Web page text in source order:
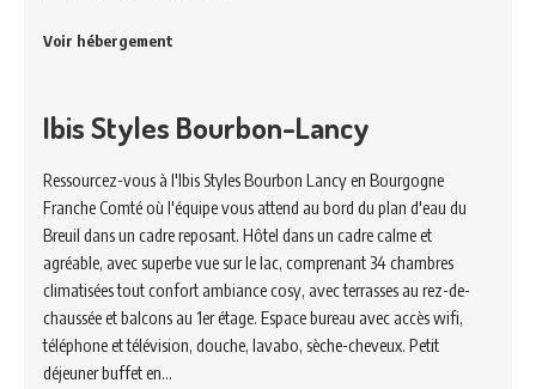
Voir hébergement
Ibis Styles Bourbon-Lancy
Ressourcez-vous à l'Ibis Styles Bourbon Lancy en Bourgogne
Franche Comté où l'équipe vous attend au bord du plan d'eau du
Breuil dans un cadre reposant. Hôtel dans un cadre calme et
agréable, avec superbe vue sur le lac, comprenant 34 chambres
climatisées tout confort ambiance cosy, avec terrasses au rez-de-
chaussée et balcons au 1er étage. Espace bureau avec accès wifi,
téléphone et télévision, douche, lavabo, sèche-cheveux. Petit
déjeuner buffet en…